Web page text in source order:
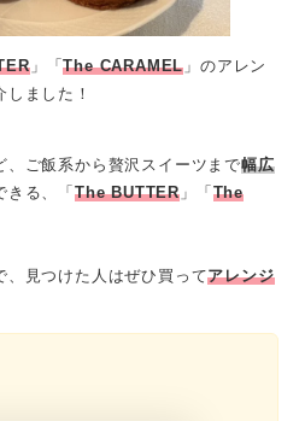
」「The CARAMEL 」のアレン
ました！
、ご飯系から贅沢スイーツまで幅広
きる、「 The BUTTER 」「 The
、見つけた人はぜひ買ってアレンジ